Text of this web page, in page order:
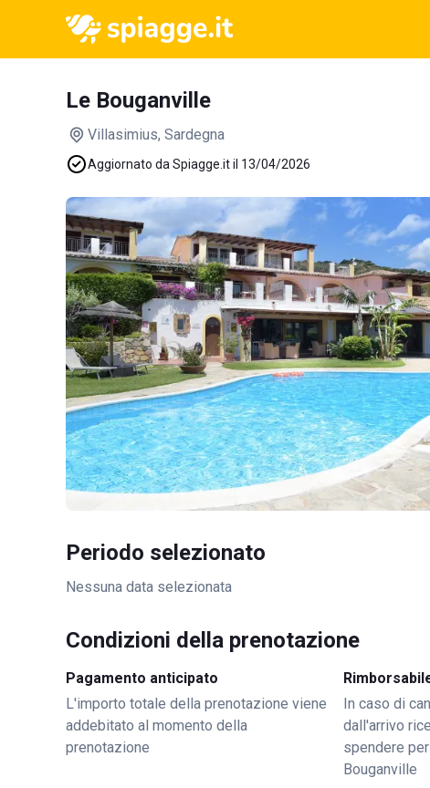
Le Bouganville
Villasimius, Sardegna
Aggiornato da Spiagge.it il 13/04/2026
Periodo selezionato
Nessuna data selezionata
Condizioni della prenotazione
Pagamento anticipato
L'importo totale della prenotazione viene
addebitato al momento della
prenotazione
In caso di
dall'arrivo
spendere
Bouganville